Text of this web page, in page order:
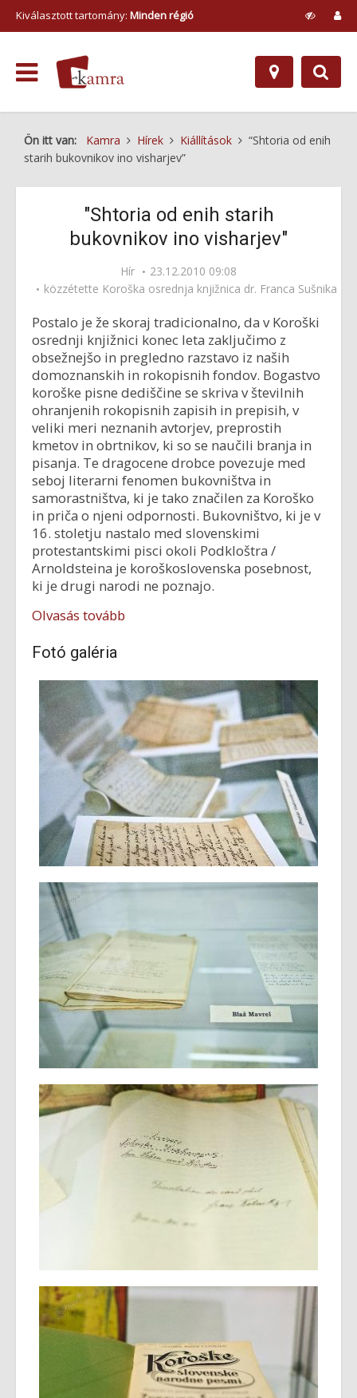
Kiválasztott tartomány: Minden régió
Ön itt van: Kamra Hírek Kiállítások
“Shtoria od enih
starih bukovnikov ino visharjev”
"Shtoria od enih starih
bukovnikov ino visharjev"
Hír
23.12.2010 09:08
közzétette Koroška osrednja knjižnica dr. Franca Sušnika
Postalo je že skoraj tradicionalno, da v Koroški
osrednji knjižnici konec leta zaključimo z
obsežnejšo in pregledno razstavo iz naših
domoznanskih in rokopisnih fondov. Bogastvo
koroške pisne dediščine se skriva v številnih
ohranjenih rokopisnih zapisih in prepisih, v
veliki meri neznanih avtorjev, preprostih
kmetov in obrtnikov, ki so se naučili branja in
pisanja. Te dragocene drobce povezuje med
seboj literarni fenomen bukovništva in
samorastništva, ki je tako značilen za Koroško
in priča o njeni odpornosti. Bukovništvo, ki je v
16. stoletju nastalo med slovenskimi
protestantskimi pisci okoli Podkloštra /
Arnoldsteina je koroškoslovenska posebnost,
ki je drugi narodi ne poznajo.
Olvasás tovább
Fotó galéria